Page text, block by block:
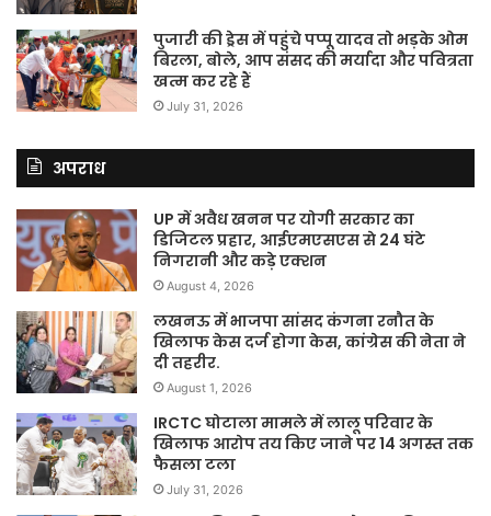
पुजारी की ड्रेस में पहुंचे पप्पू यादव तो भड़के ओम
बिरला, बोले, आप संसद की मर्यादा और पवित्रता
खत्म कर रहे हैं
July 31, 2026
अपराध
UP में अवैध खनन पर योगी सरकार का
डिजिटल प्रहार, आईएमएसएस से 24 घंटे
निगरानी और कड़े एक्शन
August 4, 2026
लखनऊ में भाजपा सांसद कंगना रनौत के
खिलाफ केस दर्ज होगा केस, कांग्रेस की नेता ने
दी तहरीर.
August 1, 2026
IRCTC घोटाला मामले में लालू परिवार के
खिलाफ आरोप तय किए जाने पर 14 अगस्त तक
फैसला टला
July 31, 2026